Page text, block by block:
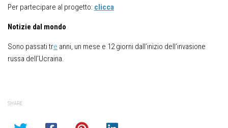
Per partecipare al progetto: clicca
Notizie dal mondo
Sono passati tre anni, un mese e 12 giorni dall’inizio dell’invasione
russa dell’Ucraina.
SHARE